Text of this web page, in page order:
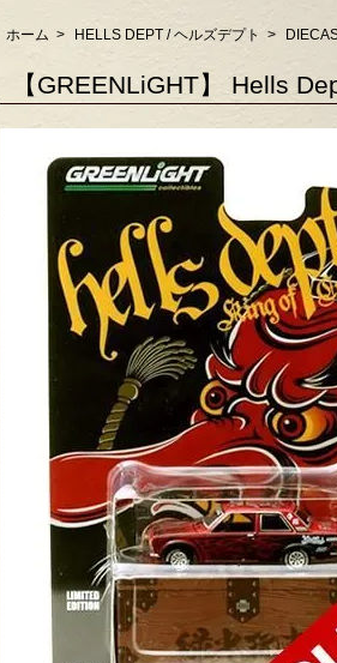
ホーム > HELLS DEPT / ヘルズデプト >
【GREENLiGHT】 Hells